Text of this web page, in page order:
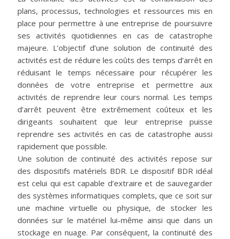
plans, processus, technologies et ressources mis en
place pour permettre à une entreprise de poursuivre
ses activités quotidiennes en cas de catastrophe
majeure. L’objectif d’une solution de continuité des
activités est de réduire les coûts des temps d’arrêt en
réduisant le temps nécessaire pour récupérer les
données de votre entreprise et permettre aux
activités de reprendre leur cours normal. Les temps
d’arrêt peuvent être extrêmement coûteux et les
dirigeants souhaitent que leur entreprise puisse
reprendre ses activités en cas de catastrophe aussi
rapidement que possible.
Une solution de continuité des activités repose sur
des dispositifs matériels BDR. Le dispositif BDR idéal
est celui qui est capable d’extraire et de sauvegarder
des systèmes informatiques complets, que ce soit sur
une machine virtuelle ou physique, de stocker les
données sur le matériel lui-même ainsi que dans un
stockage en nuage. Par conséquent, la continuité des